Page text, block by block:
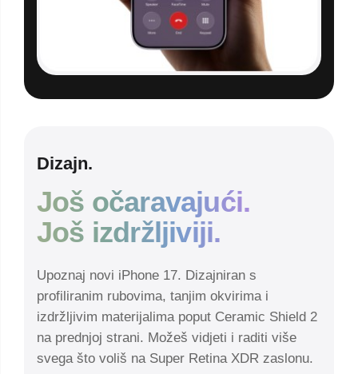
Dizajn.
Još očaravajući.
Još izdržljiviji.
Upoznaj novi iPhone 17. Dizajniran s
profiliranim rubovima, tanjim okvirima i
izdržljivim materijalima poput Ceramic Shield 2
na prednjoj strani. Možeš vidjeti i raditi više
svega što voliš na Super Retina XDR zaslonu.